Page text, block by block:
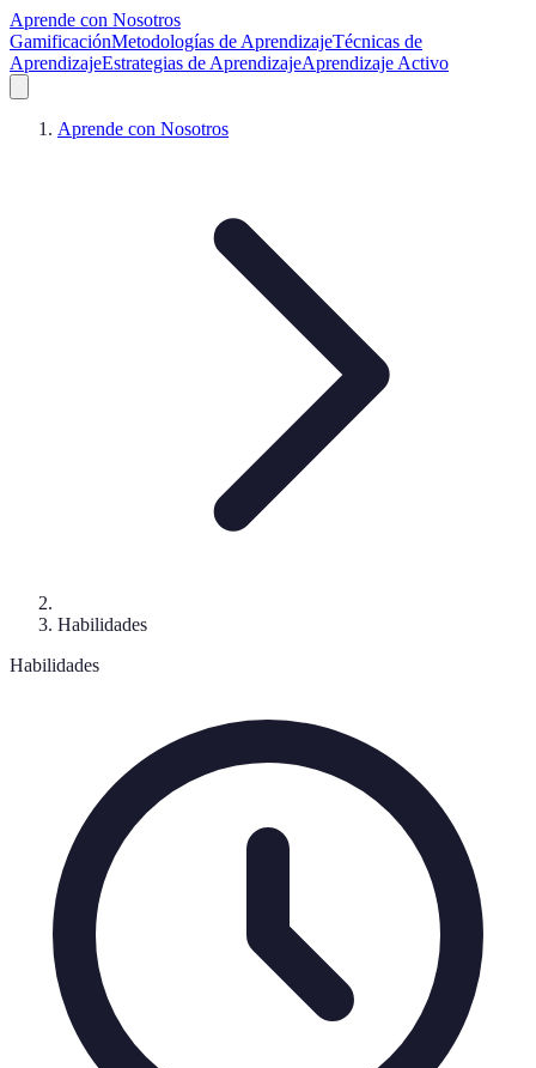
Aprende con Nosotros
GamificaciónMetodologías de AprendizajeTécnicas de
AprendizajeEstrategias de AprendizajeAprendizaje Activo
Aprende con Nosotros
Habilidades
Habilidades